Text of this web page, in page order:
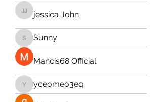
jessica John
jessica John
SunnySunny
Mancis68 Official
yceomeo3eq
yceomeo3eq